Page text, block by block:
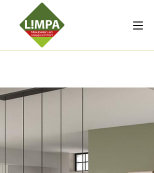
Regenschut
Fettsauren Dekemax Kapselmed
Netzfenste Insektensc